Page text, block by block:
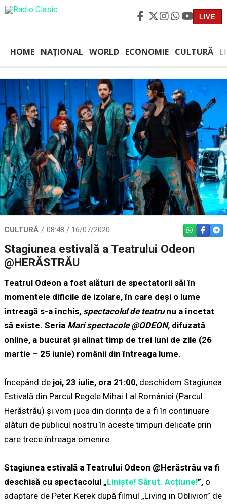
LIVE
HOME NAȚIONAL WORLD ECONOMIE CULTURĂ
CULTURĂ 08:48 / 16/07/2020 WHATSAPP
Stagiunea estivală a Teatrului Odeon
@HERĂSTRĂU
Teatrul Odeon a fost alături de spectatorii săi în
momentele dificile de izolare, în care deși o lume
întreagă s-a închis, spectacolul de teatrunu a încetat
să existe. Seria Mari spectacole @ODEON, difuzată
online, a bucurat și alinat timp de trei luni de zile (26
martie – 25 iunie) românii din întreaga lume.
Începând de joi, 23 iulie, ora 21:00, deschidem Stagiunea
Estivală din Parcul Regele Mihai I al României (Parcul
Herăstrău) și vom juca din dorința de a fi în continuare
alături de publicul nostru în aceste timpuri delicate prin
care trece întreaga omenire.
Stagiunea estivală a Teatrului Odeon @Herăstrău va fi
deschisă cu spectacolul „Liniște! Sărut. Acțiune!”, o
adaptare de Peter Kerek după filmul „Living in Oblivion” de